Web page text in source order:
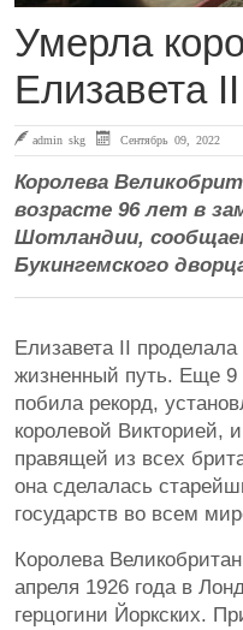
Умерла
Елизавета II
admin skg Сентябрь 09, 2022
Королева
возрасте 96 лет в
Шотландии,
Букингемского
Елизавета II
жизненный путь. Еще 9
побила рекорд,
королевой Викторией,
правящей из всех
она сделалась
государств во всем
Королева
апреля 1926 года в
герцогини Йоркских.